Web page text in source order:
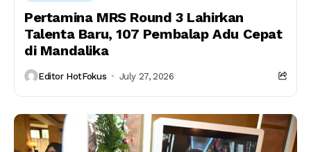
Pertamina MRS Round 3 Lahirkan
Talenta Baru, 107 Pembalap Adu Cepat
di Mandalika
Editor HotFokus July 27, 2026